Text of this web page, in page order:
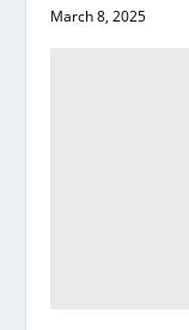
March 8, 2025